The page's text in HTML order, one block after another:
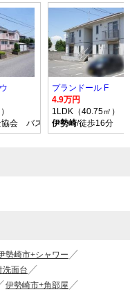
協会 バス乗車時間15分 停歩6
プランドール F
4.9万円
1LDK（40.75㎡）
伊勢崎/徒歩16分
勢崎市+シャワー
洗面台
伊勢崎市+角部屋